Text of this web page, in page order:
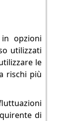
opzioni
utilizzati
le
rischi più
di